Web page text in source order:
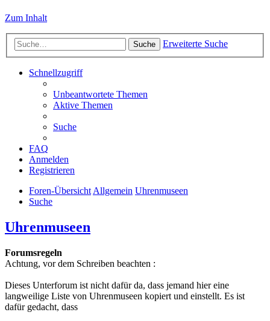
Zum Inhalt
Suche Erweiterte Suche
Schnellzugriff
Unbeantwortete Themen
Aktive Themen
Suche
FAQ
Anmelden
Registrieren
Foren-Übersicht Allgemein Uhrenmuseen
Suche
Uhrenmuseen
Forumsregeln
Achtung, vor dem Schreiben beachten :
Dieses Unterforum ist nicht dafür da, dass jemand hier eine
langweilige Liste von Uhrenmuseen kopiert und einstellt. Es ist
dafür gedacht, dass